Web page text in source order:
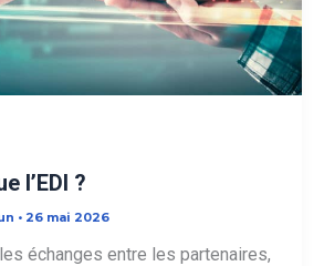
l’EDI ?
• 26 mai 2026
échanges entre les partenaires,